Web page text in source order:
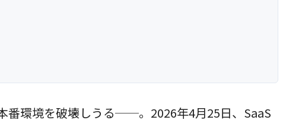
番環境を破壊しうる──。2026年4月25日、SaaS